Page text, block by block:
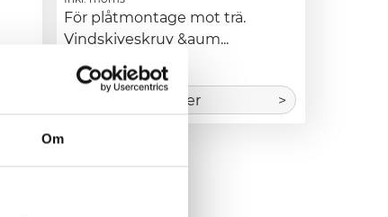
Om
För plåtmontage mot trä.
Vindskiveskruv &aum...
Läs mer >